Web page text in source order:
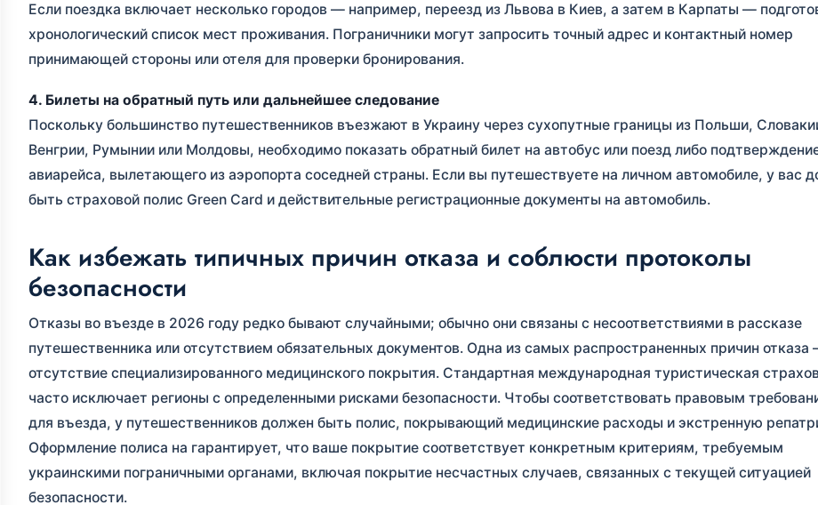
Если поездка включает несколько городов — например, переезд из Львова в Киев, а затем в Карпаты —
хронологический список мест проживания. Пограничники могут запросить точный адрес и контактный номер
принимающей стороны или отеля для проверки бронирования.
4. Билеты на обратный путь или дальнейшее следование
Поскольку большинство путешественников въезжают в Украину через сухопутные границы из Польши,
Венгрии, Румынии или Молдовы, необходимо показать обратный билет на автобус или поезд либо
авиарейса, вылетающего из аэропорта соседней страны. Если вы путешествуете на личном автомобиле, у вас
быть страховой полис Green Card и действительные регистрационные документы на автомобиль.
Как избежать типичных причин отказа и соблюсти протоколы
безопасности
Отказы во въезде в 2026 году редко бывают случайными; обычно они связаны с несоответствиями в рассказе
путешественника или отсутствием обязательных документов. Одна из самых распространенных причин отказа
отсутствие специализированного медицинского покрытия. Стандартная международная туристическая
часто исключает регионы с определенными рисками безопасности. Чтобы соответствовать правовым
для въезда, у путешественников должен быть полис, покрывающий медицинские расходы и экстренную
Оформление полиса на гарантирует, что ваше покрытие соответствует конкретным критериям, требуемым
украинскими пограничными органами, включая покрытие несчастных случаев, связанных с текущей ситуацией
безопасности.